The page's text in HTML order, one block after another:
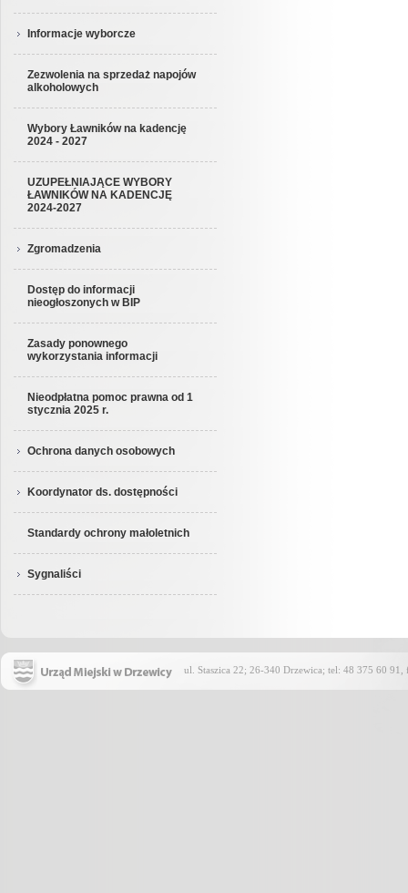
Informacje wyborcze
Zezwolenia na sprzedaż napojów
alkoholowych
Wybory Ławników na kadencję
2024 - 2027
UZUPEŁNIAJĄCE WYBORY
ŁAWNIKÓW NA KADENCJĘ
2024-2027
Zgromadzenia
Dostęp do informacji
nieogłoszonych w BIP
Zasady ponownego
wykorzystania informacji
Nieodpłatna pomoc prawna od 1
stycznia 2025 r.
Ochrona danych osobowych
Koordynator ds. dostępności
Standardy ochrony małoletnich
Sygnaliści
ul. Staszica 22; 26-340 Drzewica; tel: 48 375 60